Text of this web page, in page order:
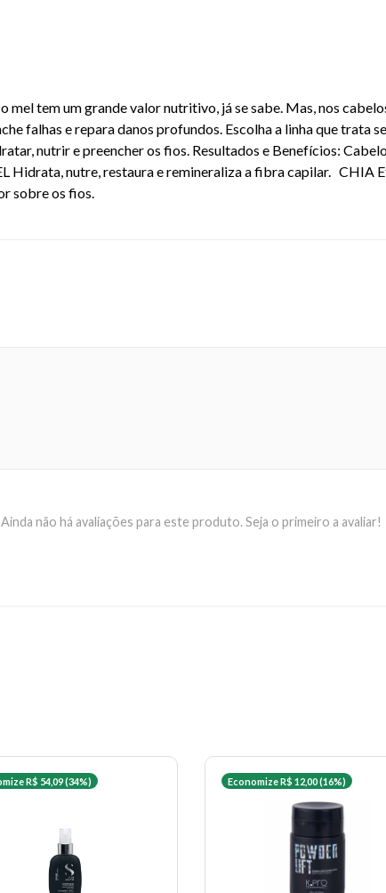
tem um grande valor nutritivo, já se sabe. Mas, nos
falhas e repara danos profundos. Escolha a linha que trata
nutrir e preencher os fios. Resultados e Benefícios:
nutre, restaura e remineraliza a fibra capilar. CHIA
sobre os fios.
Ainda não há avaliações para este produto. Seja o primeiro a avaliar!
R$ 54,09 (34%) Economize R$ 12,00 (16%)